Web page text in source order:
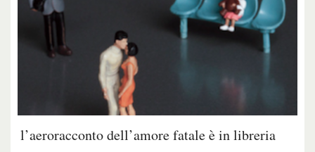
l’aeroracconto dell’amore fatale è in libreria